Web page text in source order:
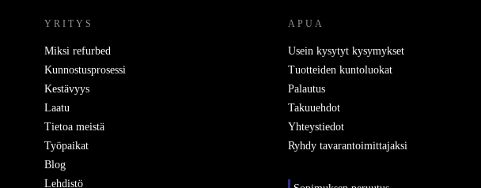
YRITYS
Miksi refurbed
Kunnostusprosessi
Kestävyys
Laatu
Tietoa meistä
Työpaikat
Blog
Lehdistö
APUA
Usein kysytyt kysymykset
Tuotteiden kuntoluokat
Palautus
Takuuehdot
Yhteystiedot
Ryhdy tavarantoimittajaksi